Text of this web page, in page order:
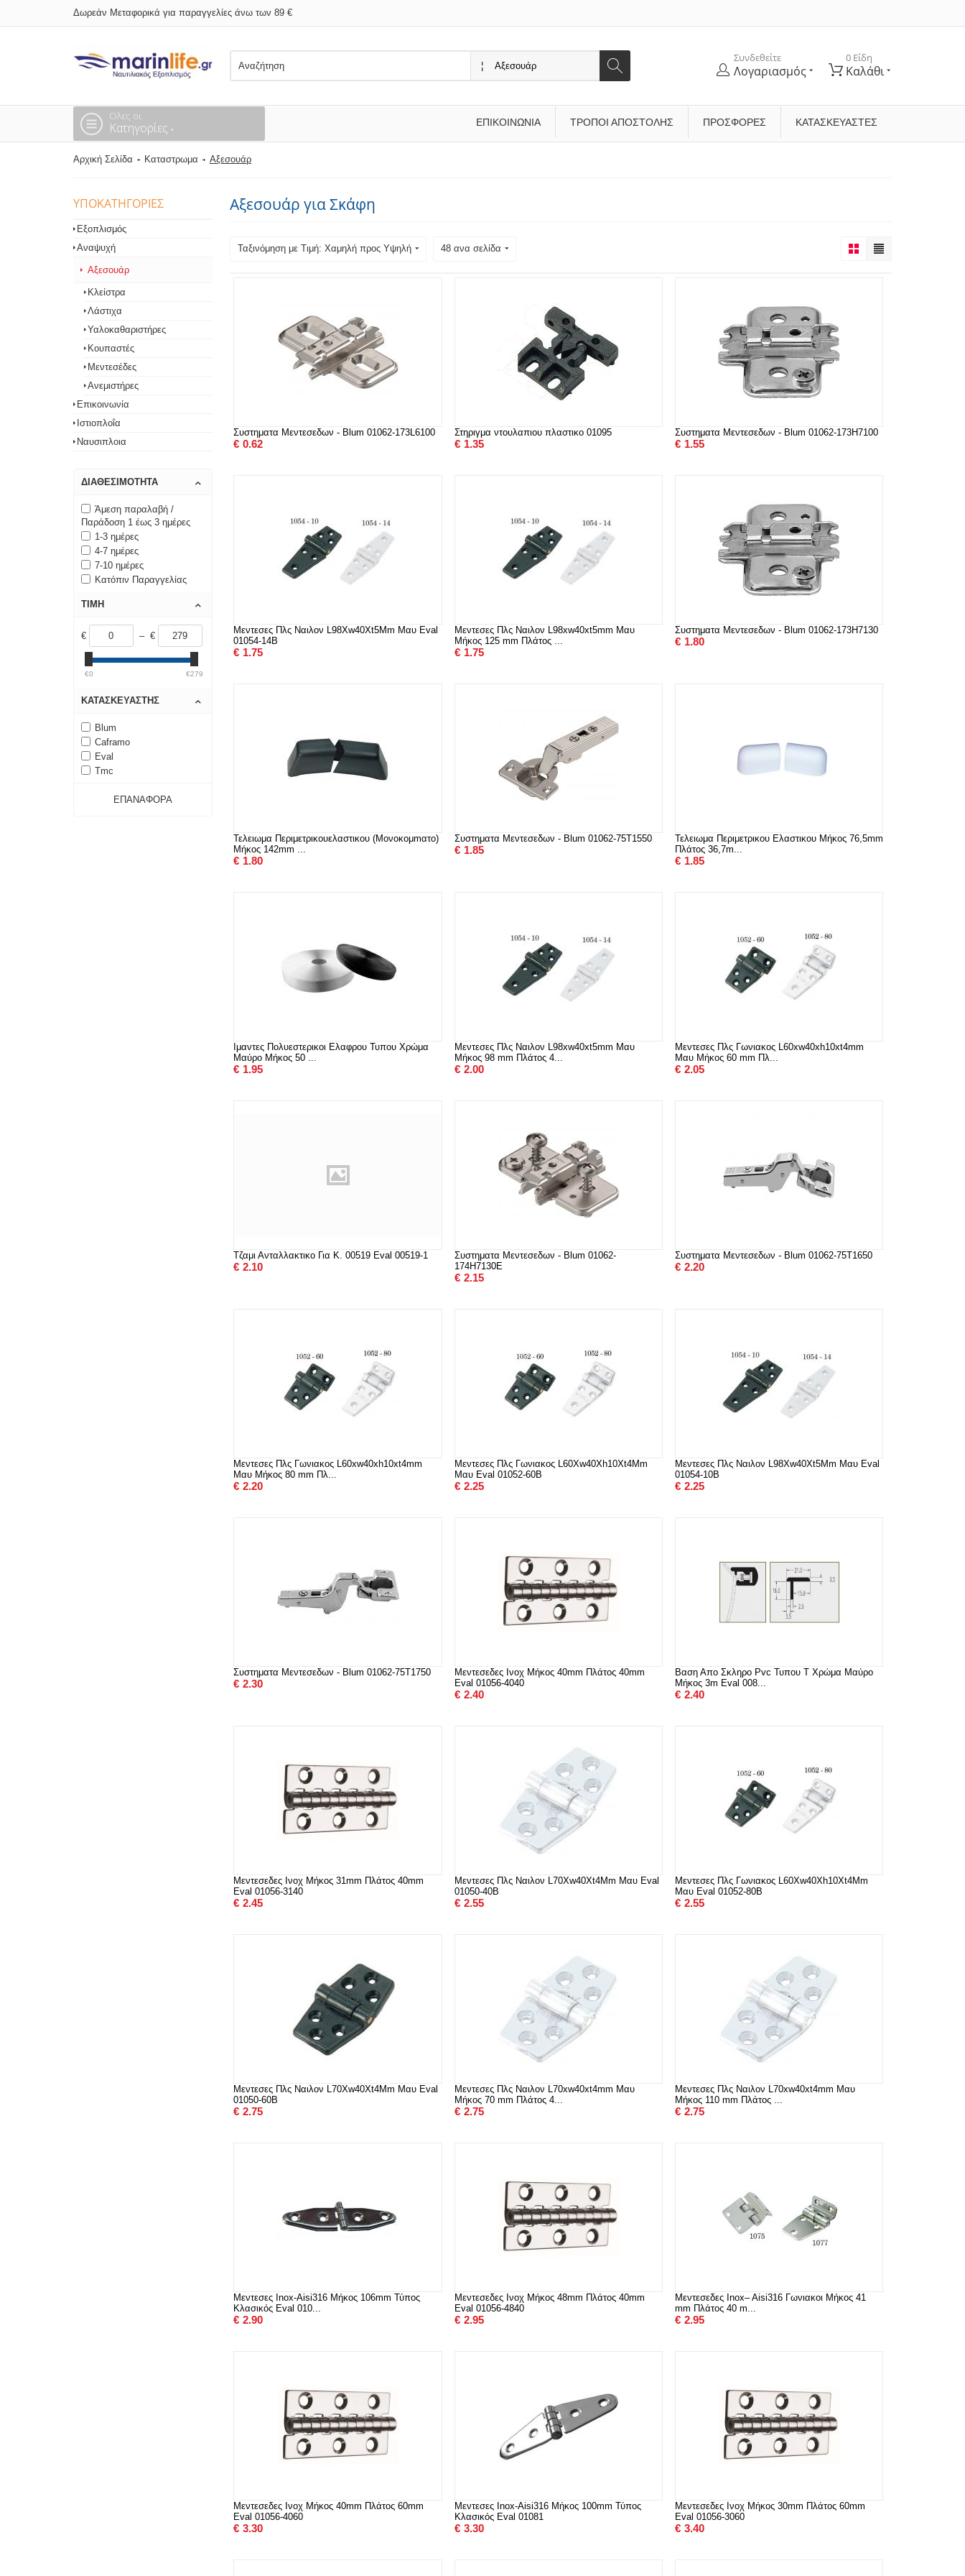
Δωρεάν Μεταφορικά για παραγγελίες άνω των 89 €
Συνδεθείτε
Λογαριασμός
0 Είδη
Καλάθι
Ολες οι
Κατηγορίες ΕΠΙΚΟΙΝΩΝΊΑ ΤΡΌΠΟΙ ΑΠΟΣΤΟΛΉΣ ΠΡΟΣΦΟΡΕΣ ΚΑΤΑΣΚΕΥΑΣΤΈΣ
Αρχική Σελίδα Καταστρωμα Αξεσουάρ
ΥΠΟΚΑΤΗΓΟΡΊΕΣ
Εξοπλισμός
Αναψυχή
Αξεσουάρ
Κλείστρα
Λάστιχα
Υαλοκαθαριστήρες
Κουπαστές
Μεντεσέδες
Ανεμιστήρες
Επικοινωνία
Ιστιοπλοΐα
Ναυσιπλοια
ΔΙΑΘΕΣΙΜΌΤΗΤΑ
Άμεση παραλαβή /
Παράδοση 1 έως 3 ημέρες
1-3 ημέρες
4-7 ημέρες
7-10 ημέρες
Κατόπιν Παραγγελίας
ΤΙΜΉ
€ – €
€0 €279
ΚΑΤΑΣΚΕΥΑΣΤΉΣ
Blum
Caframo
Eval
Tmc
ΕΠΑΝΑΦΟΡΆ
Αξεσουάρ για Σκάφη
Ταξινόμηση με Τιμή: Χαμηλή προς Υψηλή 48 ανα σελίδα
Συστηματα Μεντεσεδων - Blum 01062-173L6100
€ 0.62
Στηριγμα ντουλαπιου πλαστικο 01095
€ 1.35
Συστηματα Μεντεσεδων - Blum 01062-173H7100
€ 1.55
Μεντεσες Πλς Ναιλον L98Xw40Xt5Mm Μαυ Eval
01054-14B
€ 1.75
Μεντεσες Πλς Ναιλον L98xw40xt5mm Μαυ
Μήκος 125 mm Πλάτος ...
€ 1.75
Συστηματα Μεντεσεδων - Blum 01062-173H7130
€ 1.80
Τελειωμα Περιμετρικουελαστικου (Μονοκομmατο)
Μήκος 142mm ...
€ 1.80
Συστηματα Μεντεσεδων - Blum 01062-75T1550
€ 1.85
Τελειωμα Περιμετρικου Ελαστικου Μήκος 76,5mm
Πλάτος 36,7m...
€ 1.85
Ιμαντες Πολυεστερικοι Ελαφρου Τυπου Χρώμα
Μαύρο Μήκος 50 ...
€ 1.95
Μεντεσες Πλς Ναιλον L98xw40xt5mm Μαυ
Μήκος 98 mm Πλάτος 4...
€ 2.00
Μεντεσες Πλς Γωνιακος L60xw40xh10xt4mm
Μαυ Μήκος 60 mm Πλ...
€ 2.05
Τζαμι Ανταλλακτικο Για Κ. 00519 Eval 00519-1
€ 2.10
Συστηματα Μεντεσεδων - Blum 01062-
174H7130E
€ 2.15
Συστηματα Μεντεσεδων - Blum 01062-75T1650
€ 2.20
Μεντεσες Πλς Γωνιακος L60xw40xh10xt4mm
Μαυ Μήκος 80 mm Πλ...
€ 2.20
Μεντεσες Πλς Γωνιακος L60Xw40Xh10Xt4Mm
Μαυ Eval 01052-60B
€ 2.25
Μεντεσες Πλς Ναιλον L98Xw40Xt5Mm Μαυ Eval
01054-10B
€ 2.25
Συστηματα Μεντεσεδων - Blum 01062-75T1750
€ 2.30
Μεντεσεδες Ινοχ Μήκος 40mm Πλάτος 40mm
Eval 01056-4040
€ 2.40
Βαση Απο Σκληρο Pvc Τυπου Τ Χρώμα Μαύρο
Μήκος 3m Eval 008...
€ 2.40
Μεντεσεδες Ινοχ Μήκος 31mm Πλάτος 40mm
Eval 01056-3140
€ 2.45
Μεντεσες Πλς Ναιλον L70Xw40Xt4Mm Μαυ Eval
01050-40B
€ 2.55
Μεντεσες Πλς Γωνιακος L60Xw40Xh10Xt4Mm
Μαυ Eval 01052-80B
€ 2.55
Μεντεσες Πλς Ναιλον L70Xw40Xt4Mm Μαυ Eval
01050-60B
€ 2.75
Μεντεσες Πλς Ναιλον L70xw40xt4mm Μαυ
Μήκος 70 mm Πλάτος 4...
€ 2.75
Μεντεσες Πλς Ναιλον L70xw40xt4mm Μαυ
Μήκος 110 mm Πλάτος ...
€ 2.75
Μεντεσες Inox-Aisi316 Μήκος 106mm Τύπος
Κλασικός Eval 010...
€ 2.90
Μεντεσεδες Ινοχ Μήκος 48mm Πλάτος 40mm
Eval 01056-4840
€ 2.95
Μεντεσεδες Inox– Aisi316 Γωνιακοι Μήκος 41
mm Πλάτος 40 m...
€ 2.95
Μεντεσεδες Ινοχ Μήκος 40mm Πλάτος 60mm
Eval 01056-4060
€ 3.30
Μεντεσες Inox-Aisi316 Μήκος 100mm Τύπος
Κλασικός Eval 01081
€ 3.30
Μεντεσεδες Ινοχ Μήκος 30mm Πλάτος 60mm
Eval 01056-3060
€ 3.40